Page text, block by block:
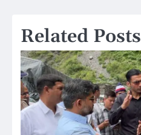
Related Posts